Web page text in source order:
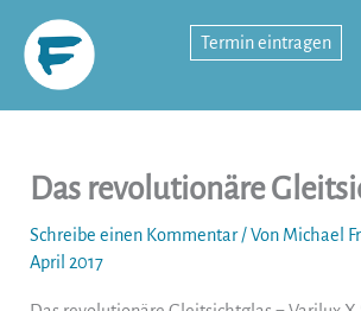
Inhalt
springen
Termin eintragen
Das revolutionäre
Schreibe einen Kommentar / Von Michael
April 2017